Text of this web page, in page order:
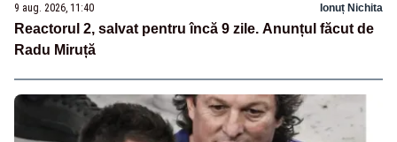
9 aug. 2026, 11:40 Ionuț Nichita
Reactorul 2, salvat pentru încă 9 zile. Anunțul făcut de
Radu Miruță